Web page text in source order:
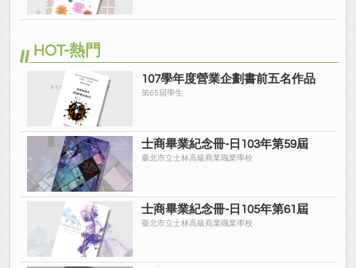
HOT-熱門
107學年度營業企劃書前五名作品
第65屆學生
士商畢業紀念冊-日103年第59屆
臺北市立士林高級商業職業學校
士商畢業紀念冊-日105年第61屆
臺北市立士林高級商業職業學校